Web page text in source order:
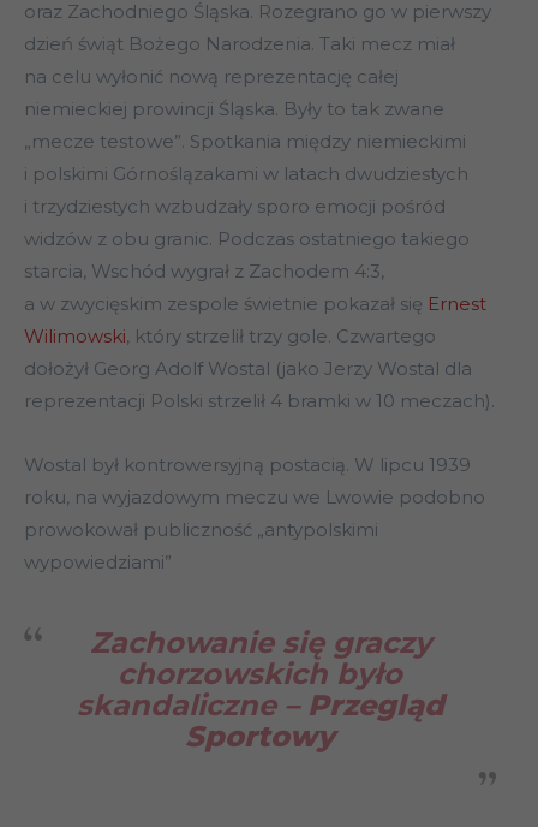
oraz Zachodniego Śląska. Rozegrano go w pierwszy
dzień świąt Bożego Narodzenia. Taki mecz miał
na celu wyłonić nową reprezentację całej
niemieckiej prowincji Śląska. Były to tak zwane
„mecze testowe”. Spotkania między niemieckimi
i polskimi Górnoślązakami w latach dwudziestych
i trzydziestych wzbudzały sporo emocji pośród
widzów z obu granic. Podczas ostatniego takiego
starcia, Wschód wygrał z Zachodem 4:3,
a w zwycięskim zespole świetnie pokazał się Ernest
Wilimowski, który strzelił trzy gole. Czwartego
dołożył Georg Adolf Wostal (jako Jerzy Wostal dla
reprezentacji Polski strzelił 4 bramki w 10 meczach).
Wostal był kontrowersyjną postacią. W lipcu 1939
roku, na wyjazdowym meczu we Lwowie podobno
prowokował publiczność „antypolskimi
wypowiedziami”
Zachowanie się graczy
chorzowskich było
skandaliczne – Przegląd
Sportowy